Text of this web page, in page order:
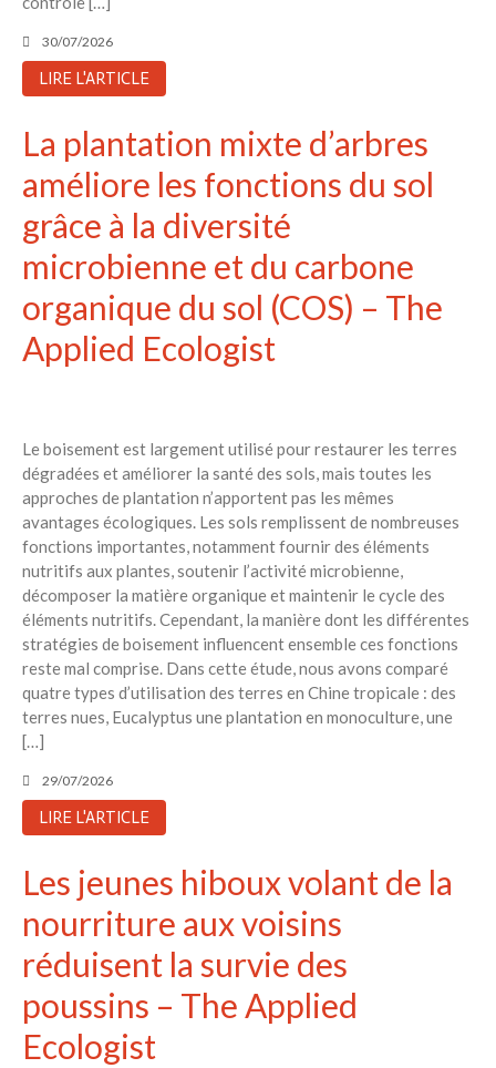
30/07/2026
LIRE L'ARTICLE
La plantation mixte d’arbres
améliore les fonctions du sol
grâce à la diversité
microbienne et du carbone
organique du sol (COS) – The
Applied Ecologist
Le boisement est largement utilisé pour restaurer les terres
dégradées et améliorer la santé des sols, mais toutes les
approches de plantation n’apportent pas les mêmes
avantages écologiques. Les sols remplissent de nombreuses
fonctions importantes, notamment fournir des éléments
nutritifs aux plantes, soutenir l’activité microbienne,
décomposer la matière organique et maintenir le cycle des
éléments nutritifs. Cependant, la manière dont les différentes
stratégies de boisement influencent ensemble ces fonctions
reste mal comprise. Dans cette étude, nous avons comparé
quatre types d’utilisation des terres en Chine tropicale : des
terres nues, Eucalyptus une plantation en monoculture, une
[…]
29/07/2026
LIRE L'ARTICLE
Les jeunes hiboux volant de la
nourriture aux voisins
réduisent la survie des
poussins – The Applied
Ecologist